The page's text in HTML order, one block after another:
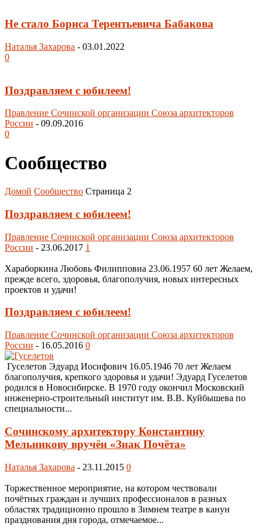
Не стало Бориса Терентьевича Бабакова
Наталья Захарова - 03.01.2022
0
Поздравляем с юбилеем!
Правление Сочинской организации Союза архитекторов
России - 09.09.2016
0
Сообщество
Домой Сообщество Страница 2
Поздравляем с юбилеем!
Правление Сочинской организации Союза архитекторов
России - 23.06.2017 1
Хараборкина Любовь Филипповна 23.06.1957 60 лет Желаем,
прежде всего, здоровья, благополучия, новых интересных
проектов и удачи!
Поздравляем с юбилеем!
Правление Сочинской организации Союза архитекторов
России - 16.05.2016 0
Гуселетов Эдуард Иосифович 16.05.1946 70 лет Желаем
благополучия, крепкого здоровья и удачи! Эдуард Гуселетов
родился в Новосибирске. В 1970 году окончил Московский
инженерно-строительный институт им. В.В. Куйбышева по
специальности...
Сочинскому архитектору Константину
Мельникову вручён «Знак Почёта»
Наталья Захарова - 23.11.2015 0
Торжественное мероприятие, на котором чествовали
почётных граждан и лучших профессионалов в разных
областях традиционно прошло в Зимнем театре в канун
празднования дня города, отмечаемое...